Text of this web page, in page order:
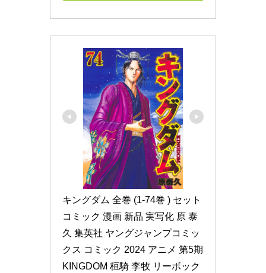
キングダム 全巻 (1-74巻 ) セット
コミック 漫画 新品 実写化 原 泰
久 集英社 ヤングジャンプコミッ
クス コミック 2024 アニメ 第5期
KINGDOM 桓騎 李牧 リーボック